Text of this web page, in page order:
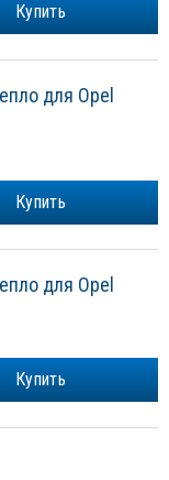
Купить
для Opel
Купить
для Opel
Купить